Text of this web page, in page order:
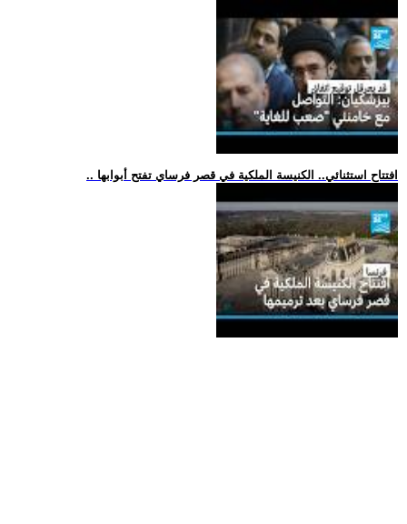
.. افتتاح استثنائي.. الكنيسة الملكية في قصر فرساي تفتح أبوابها